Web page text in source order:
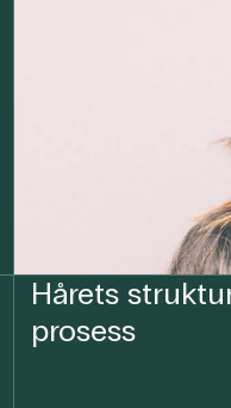
Hårets
prosess